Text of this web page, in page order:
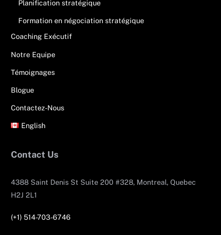
Planification stratégique
Formation en négociation stratégique
Coaching Exécutif
Notre Equipe
Témoignages
Blogue
Contactez-Nous
English
Contact Us
4388 Saint Denis St Suite 200 #328, Montreal, Quebec
H2J 2L1
(+1) 514-703-6746